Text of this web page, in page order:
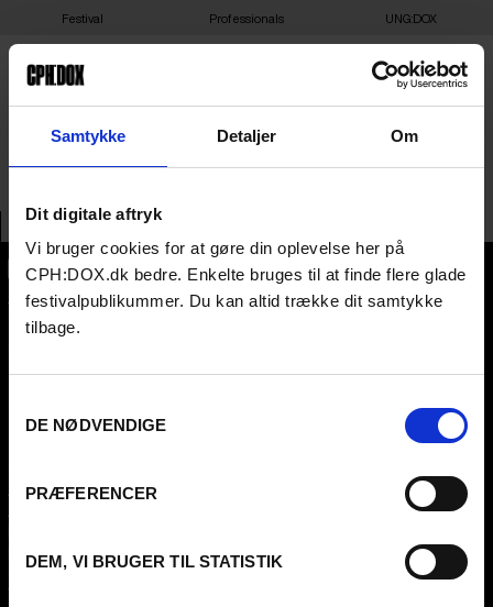
Samtykke Detaljer Om
Dit digitale aftryk
Vi bruger cookies for at gøre din oplevelse her på
CPH:DOX.dk bedre. Enkelte bruges til at finde flere glade
festivalpublikummer. Du kan altid trække dit samtykke
tilbage.
DE NØDVENDIGE
PRÆFERENCER
DEM, VI BRUGER TIL STATISTIK
Festival Professionals UNG:DOX
MIKROPOLIS
CPH:DOX
Flæsketorvet 60, 3s
1711Copenhagen V
FESTIVAL 2026 DA
Archive
Press info
Code of Conduct
PROFESSIONALS
SCHEDULE CPH:INDUSTRY
FAQ Industry
CPH:INDUSTRY newsletter